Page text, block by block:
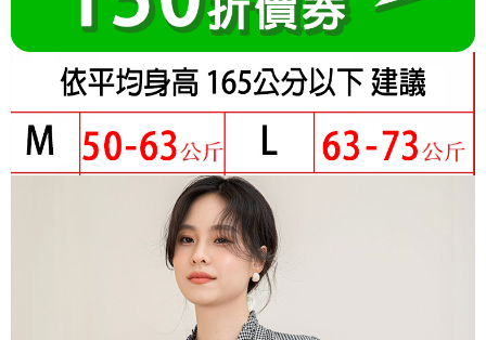
1.分期款項不併入電信帳單，「大哥付你分期」於每月結算日後寄送繳費提
2.透過簡訊連結打開帳單後，可選擇「超商條碼／台灣大直營門市／銀行轉
帳／街口支付／iPASS MONEY」等通路繳費。
1.本服務係由「台灣大哥大股份有限公司」（以下簡稱本公司）所提供，讓
用戶於交易時，得透過本服務購買商品或服務，並由商店將買賣／分期付款
買賣價金債權讓與本公司後，依約使用本公司帳單繳交帳款。
2.基於同意付款使用「大哥付你分期」之契約關係目的，商店將以您的個人
資料（包含姓名、電話或地址）提供予台灣大哥大進項蒐集、處理及利用，
由本公司與您本人進行分期帳單所需資料之確認、核對及更正。
3.完整用戶服務條款，請詳閱以下連結：https://oppay.tw/userRule
【「AFTEE先享後付」結帳流程】
１．於結帳方式選擇「AFTEE先享後付」後，將跳轉至「AFTEE先享後付」
結帳頁面，進行簡訊認證並確認金額後，即可完成結帳。
２．訂單成立數日內，您將收到繳費通知簡訊。
３．收到繳費通知簡訊後14天內，點擊此簡訊中的連結，可透過四大超商／
ATM／網路銀行／等多元方式進行付款，方視為交易完成。
※ 請注意：結帳手續完成當下不需立刻繳費，但若您需要取消訂單，請聯絡
購買商品的店家。未經商家同意取消之訂單仍視為有效，需透過AFTEE先享
後付繳納相關費用。
※ 交易是否成功請以「AFTEE先享後付 」之結帳頁面顯示為準，若有關於
是否繳費成功／繳費後需取消欲退款等相關疑問，請聯繫「AFTEE先享後付
https://netprotections.freshdesk.com/support/home
１．透過由恩沛科技股份有限公司提供之「AFTEE先享後付」服務完成之交
易，需依本服務之必要範圍內提供個人資料，並將交易相關給付款項請求債
權轉讓予恩沛科技股份有限公司。
全家付款取貨
每筆NT$80，滿NT$699(含以上)免運費
付款後全家取貨
每筆NT$80，滿NT$699(含以上)免運費
每筆NT$80，滿NT$699(含以上)免運費
每筆NT$80，滿NT$699(含以上)免運費